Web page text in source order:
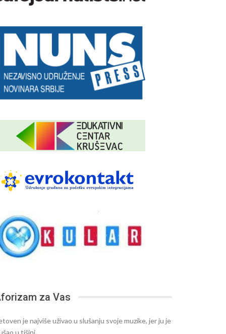
za Vas
je najviše uživao u slušanju svoje muzike, jer ju je
u tišini.